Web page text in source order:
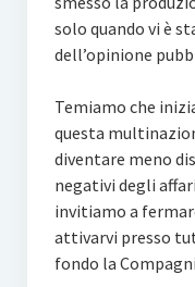
solo quando vi è
dell’opinione
Temiamo che
questa
diventare meno
negativi degli
invitiamo a
attivarvi presso
fondo la